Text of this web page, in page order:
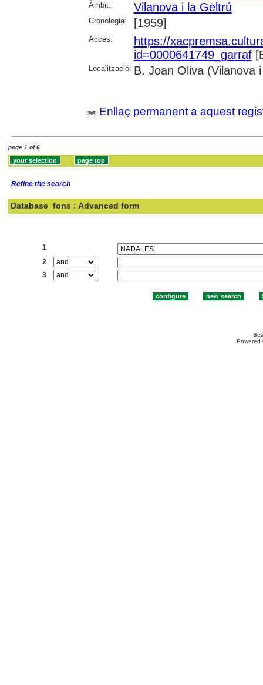
Àmbit: Vilanova i la Geltrú
Cronologia: [1959]
Accés:
https://
id=0000641749_garraf
Localització: B. Joan Oliva (Vilanova
Enllaç permanent a aquest
page 1 of 6
Refine the search
Database fons : Advanced form
1
2
3